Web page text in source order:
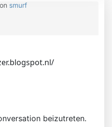
smurf
beizutreten.